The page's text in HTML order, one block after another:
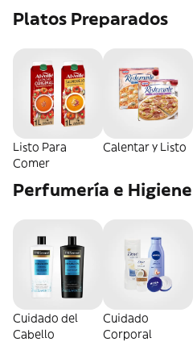
Platos Preparados
Listo Para
Comer
Calentar y Listo
Perfumería e Higiene
Cuidado del
Cabello
Cuidado
Corporal